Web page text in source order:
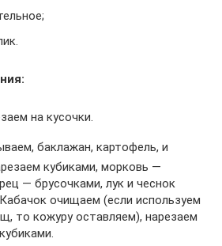
на кусочки.
баклажан, картофель, и
кубиками, морковь —
— брусочками, лук и чеснок
очищаем (если используем
то кожуру оставляем), нарезаем